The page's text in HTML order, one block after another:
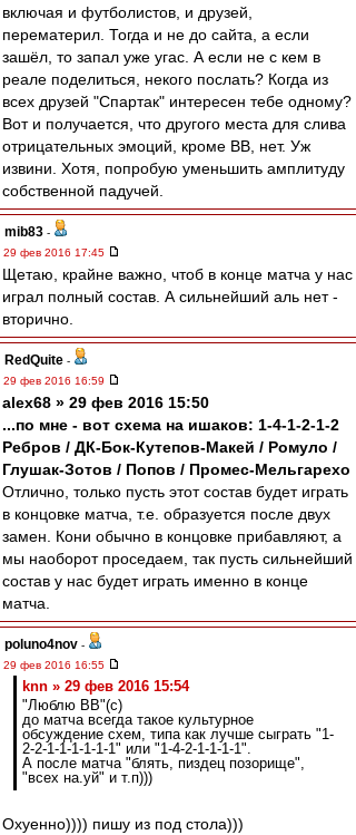
включая и футболистов, и друзей,
перематерил. Тогда и не до сайта, а если
зашёл, то запал уже угас. А если не с кем в
реале поделиться, некого послать? Когда из
всех друзей "Спартак" интересен тебе одному?
Вот и получается, что другого места для слива
отрицательных эмоций, кроме ВВ, нет. Уж
извини. Хотя, попробую уменьшить амплитуду
собственной падучей.
mib83 -
29 фев 2016 17:45
Щетаю, крайне важно, чтоб в конце матча у нас
играл полный состав. А сильнейший аль нет -
вторично.
RedQuite -
29 фев 2016 16:59
alex68 » 29 фев 2016 15:50
...по мне - вот схема на ишаков: 1-4-1-2-1-2
Ребров / ДК-Бок-Кутепов-Макей / Ромуло /
Глушак-Зотов / Попов / Промес-Мельгарехо
Отлично, только пусть этот состав будет играть
в концовке матча, т.е. образуется после двух
замен. Кони обычно в концовке прибавляют, а
мы наоборот проседаем, так пусть сильнейший
состав у нас будет играть именно в конце
матча.
poluno4nov -
29 фев 2016 16:55
knn » 29 фев 2016 15:54
"Люблю ВВ"(с)
до матча всегда такое культурное
обсуждение схем, типа как лучше сыграть "1-
2-2-1-1-1-1-1-1" или "1-4-2-1-1-1-1".
А после матча "блять, пиздец позорище",
"всех на.уй" и т.п)))
Охуенно)))) пишу из под стола)))